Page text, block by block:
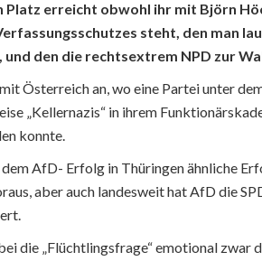
Platz erreicht obwohl ihr mit Björn
steht, den man
und den die rechtsextrem NPD zur
Österreich an, wo eine Partei unter
„Kellernazis“ in ihrem
konnte.
AfD- Erfolg in Thüringen ähnliche
aber auch landesweit hat AfD die
die „Flüchtlingsfrage“ emotional zwar